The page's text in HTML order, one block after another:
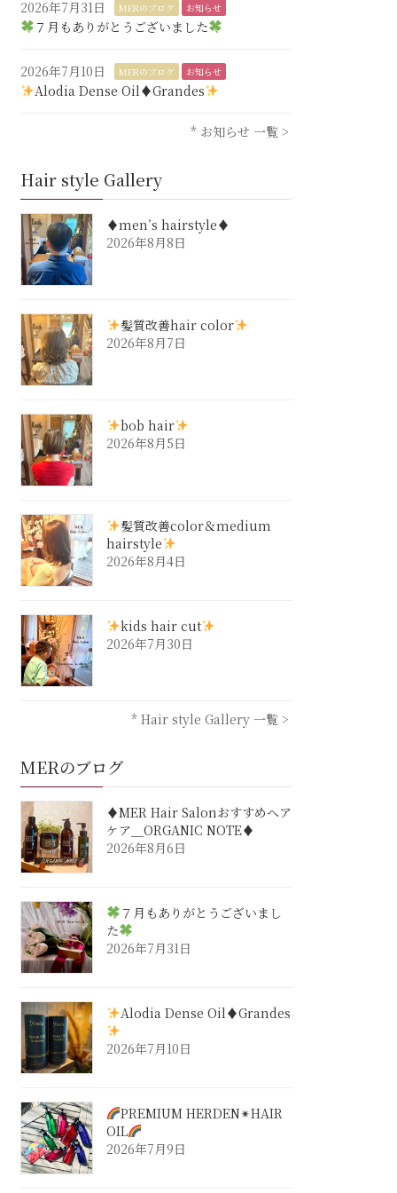
2026年7月31日 MERのブログ お知らせ
７月もありがとうございました
2026年7月10日 MERのブログ お知らせ
Alodia Dense Oil♦︎Grandes
* お知らせ 一覧 >
Hair style Gallery
♦︎men’s hairstyle♦︎
2026年8月8日
髪質改善hair color
2026年8月7日
bob hair
2026年8月5日
髪質改善color＆medium
hairstyle
2026年8月4日
kids hair cut
2026年7月30日
* Hair style Gallery 一覧 >
MERのブログ
♦︎MER Hair Salonおすすめヘア
ケア＿ORGANIC NOTE♦︎
2026年8月6日
７月もありがとうございまし
た
2026年7月31日
Alodia Dense Oil♦︎Grandes
2026年7月10日
PREMIUM HERDEN✴︎HAIR
OIL
2026年7月9日